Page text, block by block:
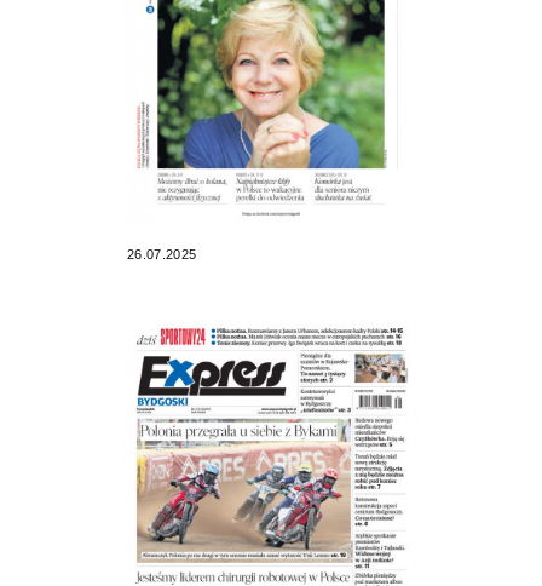
26.07.2025